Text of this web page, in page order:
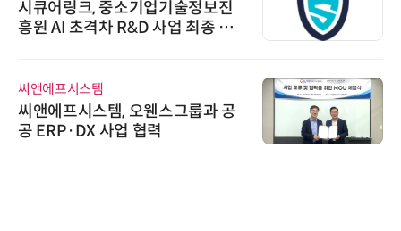
시큐어링크, 중소기업기술정보진
흥원 AI 초격차 R&D 사업 최종 선
씨앤에프시스템
씨앤에프시스템, 오웬스그룹과 공
공 ERP·DX 사업 협력